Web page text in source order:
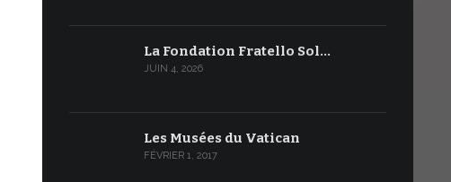
La Fondation Fratello Sol…
JUIN 4, 2026
Les Musées du Vatican
FÉVRIER 1, 2017